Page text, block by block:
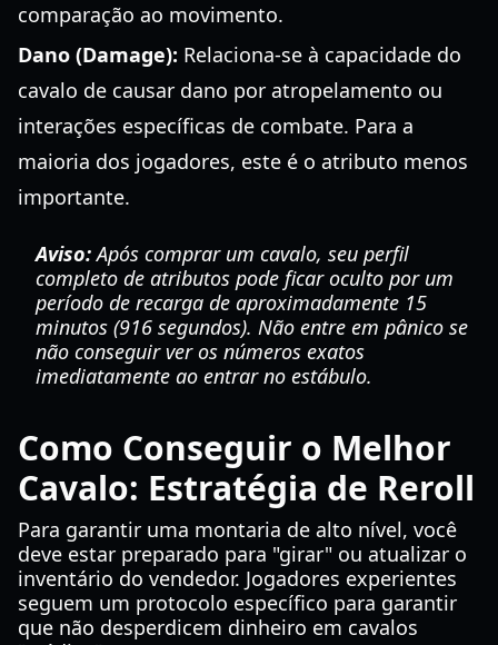
comparação ao movimento.
Dano (Damage): Relaciona-se à capacidade do
cavalo de causar dano por atropelamento ou
interações específicas de combate. Para a
maioria dos jogadores, este é o atributo menos
importante.
Aviso:Após comprar um cavalo, seu perfil
completo de atributos pode ficar oculto por um
período de recarga de aproximadamente 15
minutos (916 segundos). Não entre em pânico se
não conseguir ver os números exatos
imediatamente ao entrar no estábulo.
Como Conseguir o Melhor
Cavalo: Estratégia de Reroll
Para garantir uma montaria de alto nível, você
deve estar preparado para "girar" ou atualizar o
inventário do vendedor. Jogadores experientes
seguem um protocolo específico para garantir
que não desperdicem dinheiro em cavalos